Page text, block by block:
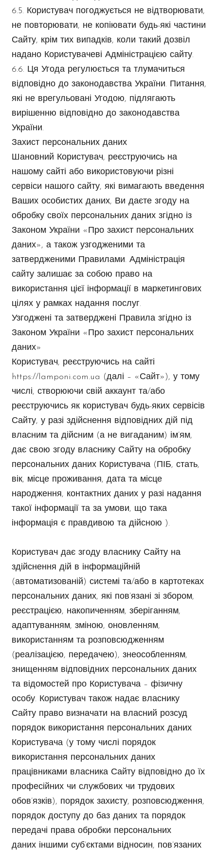
6.5. Користувач погоджується не відтворювати,
не повторювати, не копіювати будь-які частини
Сайту, крім тих випадків, коли такий дозвіл
надано Користувачеві Адміністрацією сайту.
6.6. Ця Угода регулюється та тлумачиться
відповідно до законодавства України. Питання,
які не врегульовані Угодою, підлягають
вирішенню відповідно до законодавства
України.
Захист персональних даних
Шановний Користувач, реєструючись на
нашому сайті або використовуючи різні
сервіси нашого сайту, які вимагають введення
Ваших особистих даних, Ви даєте згоду на
обробку своїх персональних даних згідно із
Законом України «Про захист персональних
даних», а також узгодженими та
затвердженими Правилами. Адміністрація
сайту залишає за собою право на
використання цієї інформації в маркетингових
цілях у рамках надання послуг.
Узгоджені та затверджені Правила згідно із
Законом України «Про захист персональних
даних»
Користувач, реєструючись на сайті
https://lamponi.com.ua (далі – «Сайт»), у тому
числі, створюючи свій аккаунт та/або
реєструючись як користувач будь-яких сервісів
Сайту, у разі здійснення відповідних дій під
власним та дійсним (а не вигаданим) ім’ям,
дає свою згоду власнику Сайту на обробку
персональних даних Користувача (ПІБ, стать,
вік, місце проживання, дата та місце
народження, контактних даних у разі надання
такої інформації та за умови, що така
інформація є правдивою та дійсною ).
Користувач дає згоду власнику Сайту на
здійснення дій в інформаційній
(автоматизованій) системі та/або в картотеках
персональних даних, які пов’язані зі збором,
реєстрацією, накопиченням, зберіганням,
адаптуванням, зміною, оновленням,
використанням та розповсюдженням
(реалізацією, передачею), знеособленням,
знищенням відповідних персональних даних
та відомостей про Користувача – фізичну
особу. Користувач також надає власнику
Сайту право визначати на власний розсуд
порядок використання персональних даних
Користувача (у тому числі порядок
використання персональних даних
працівниками власника Сайту відповідно до їх
професійних чи службових чи трудових
обов’язків), порядок захисту, розповсюдження,
порядок доступу до баз даних та порядок
передачі права обробки персональних
даних іншими суб’єктами відносин, пов’язаних